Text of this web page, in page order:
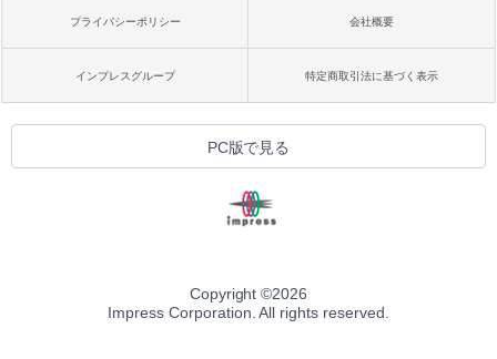
プライバシーポリシー 会社概要
インプレスグループ 特定商取引法に基づく表示
PC版で見る
Copyright ©2026
Impress Corporation. All rights reserved.